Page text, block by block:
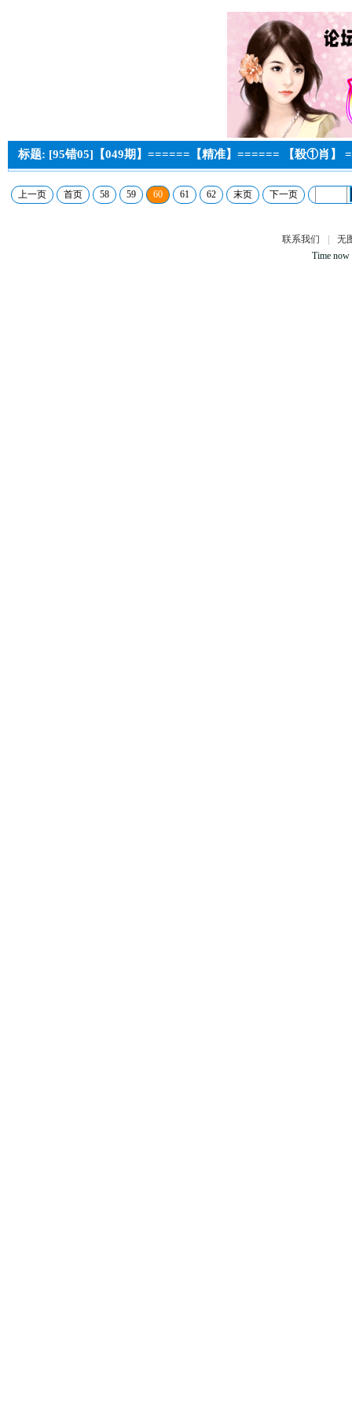
标题: [95错05]【049期】======【精准】====== 【殺①肖】
上一页 首页 58 59 60 61 62 末页 下一页
联系我们
无
Time now